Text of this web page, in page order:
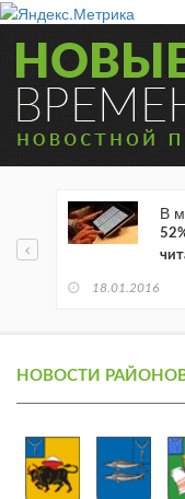
В
18.01.2016
НОВОСТИ